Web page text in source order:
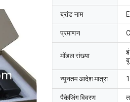
ब्रांड नाम
प्रमाणन
मॉडल संख्या
न्यूनतम आदेश मात्रा
पैकेजिंग विवरण